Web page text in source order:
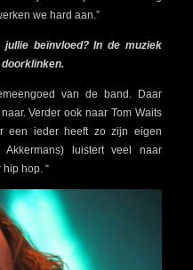
we hard aan.”
beïnvloed? In de muziek
doorklinken.
van de band. Daar
Verder ook naar Tom Waits
een ieder heeft zo zijn eigen
Akkermans) luistert veel naar
hop. “